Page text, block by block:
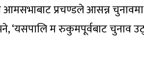
आमसभाबाट प्रचण्डले आसन्न चुनावमा
भने, ‘यसपालि म रुकुमपूर्वबाट चुनाव